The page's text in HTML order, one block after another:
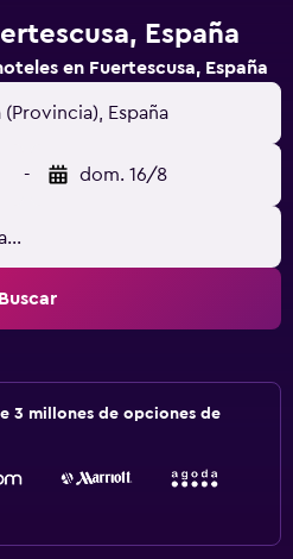
España
en Fuertescusa, España
(Provincia), España
- dom. 16/8
Buscar
3 millones de opciones de